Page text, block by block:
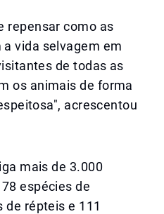
repensar como as
vida selvagem em
de todas as
os animais de forma
acrescentou
mais de 3.000
espécies de
de répteis e 111